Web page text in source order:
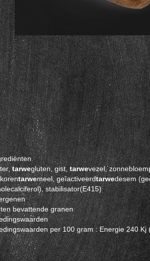
tarwegluten, gist,tarwevezel,
tarwemeel, geîactiveerdtarwedesem
stabilisator(E415)
bevattende granen
per 100 gram : Energie 240